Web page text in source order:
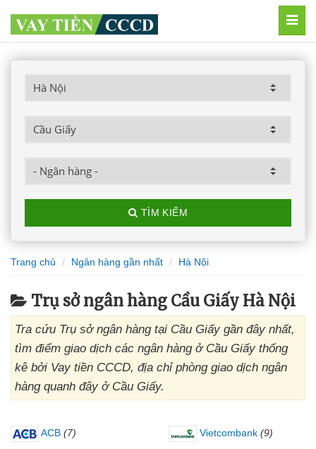
TÌM KIẾM
Trang chủ Ngân hàng gần nhất Hà Nội
Trụ sở ngân hàng Cầu Giấy Hà Nội
Tra cứu Trụ sở ngân hàng tại Cầu Giấy gần đây nhất,
tìm điểm giao dịch các ngân hàng ở Cầu Giấy thống
kê bởi Vay tiền CCCD, địa chỉ phòng giao dịch ngân
hàng quanh đây ở Cầu Giấy.
ACB (7) Vietcombank (9)